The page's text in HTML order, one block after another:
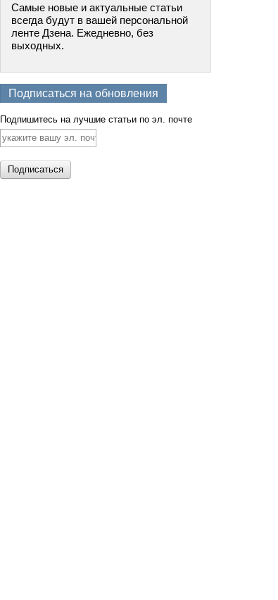
Самые новые и актуальные статьи
всегда будут в вашей персональной
ленте Дзена. Ежедневно, без
выходных.
Подписаться на обновления
Подпишитесь на лучшие статьи по эл. почте